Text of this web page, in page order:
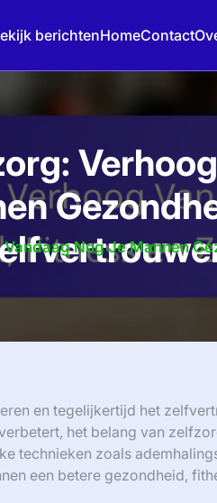
berichtenHomeContact
Nog Je Mannen
en tegelijkertijd het
het belang van
technieken zoals
een betere gezondheid,